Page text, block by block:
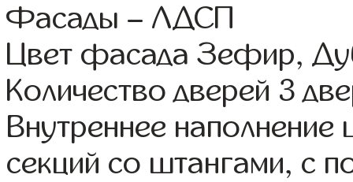
Фасады – ЛДСП
Цвет фасада Зефир,
Количество дверей 3
Внутреннее
секций со штангами, с